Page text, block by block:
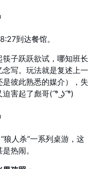
到达餐馆。
子跃跃欲试，哪知班长
写。玩法就是复述上一
彼此熟悉的媒介），失
害起了彪哥( ͡° ͜ʖ ͡°)
狼人杀”一系列桌游，这
热闹。